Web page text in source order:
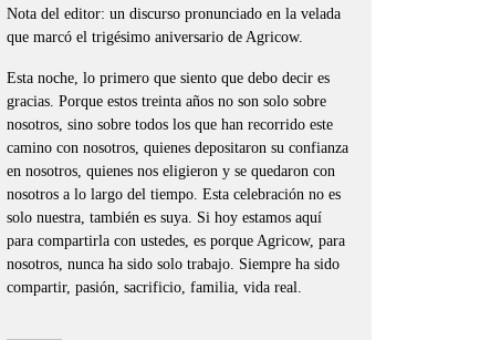
Nota del editor: un discurso pronunciado en la velada
que marcó el trigésimo aniversario de Agricow.
Esta noche, lo primero que siento que debo decir es
gracias. Porque estos treinta años no son solo sobre
nosotros, sino sobre todos los que han recorrido este
camino con nosotros, quienes depositaron su confianza
en nosotros, quienes nos eligieron y se quedaron con
nosotros a lo largo del tiempo. Esta celebración no es
solo nuestra, también es suya. Si hoy estamos aquí
para compartirla con ustedes, es porque Agricow, para
nosotros, nunca ha sido solo trabajo. Siempre ha sido
compartir, pasión, sacrificio, familia, vida real.